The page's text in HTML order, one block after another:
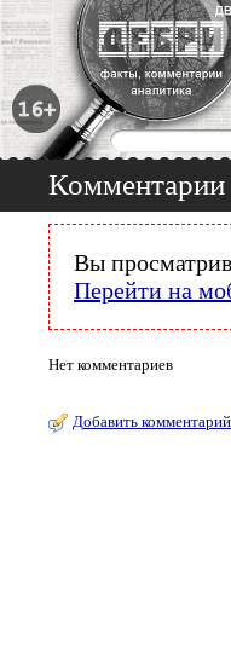
Комментарии
Вы
Перейти на
Нет комментариев
Добавить комментарий